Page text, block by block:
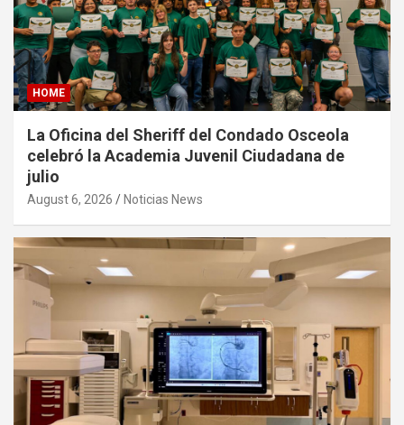
HOME
La Oficina del Sheriff del Condado Osceola
celebró la Academia Juvenil Ciudadana de
julio
August 6, 2026 Noticias News